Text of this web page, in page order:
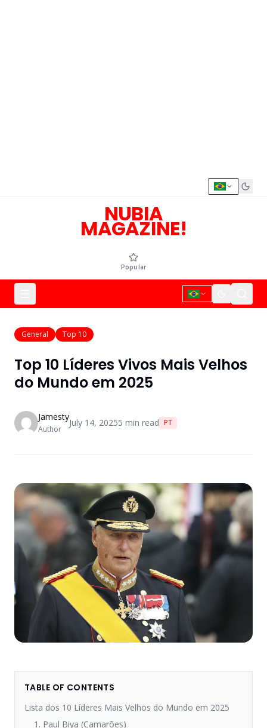
NUBIA
MAGAZINE!
Popular
General Top 10
Top 10 Líderes Vivos Mais Velhos
do Mundo em 2025
Jamesty
Author
July 14, 20255 min read PT
TABLE OF CONTENTS
Lista dos 10 Líderes Mais Velhos do Mundo em 2025
1. Paul Biya (Camarões)